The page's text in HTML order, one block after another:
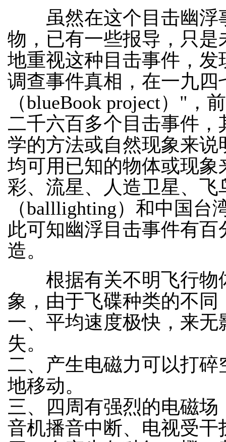
虽然在这个目击幽浮
物，已有一些报导，只
地重视这种目击事件，
调查事件真相，在一九
（blueBook project）"，
二千六百多个目击事件
学的方法或自然现象来
均可用已知的物体或现
彩、流星、人造卫星、
（balllighting）和中国
此可知幽浮目击事件有
造。
根据有关不明飞行物
象，由于飞碟种类的不
一、平均速度极快，来
失。
二、产生电磁力可以打
地移动。
三、四周有强烈的电磁
音机播音中断、电视受